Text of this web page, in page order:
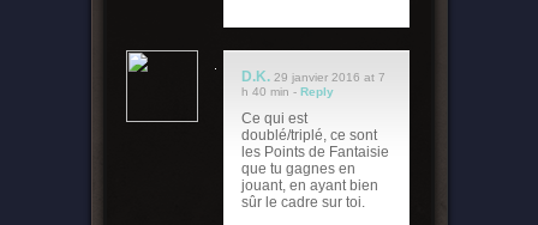
D.K. 29 janvier 2016 at 7
h 40 min - Reply
Ce qui est
doublé/triplé, ce sont
les Points de Fantaisie
que tu gagnes en
jouant, en ayant bien
sûr le cadre sur toi.